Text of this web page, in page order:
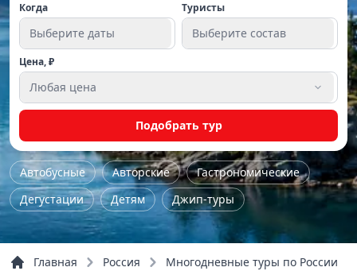
Когда
Выберите даты
Туристы
Выберите состав
Цена, ₽
Любая цена
Подобрать тур
Автобусные Авторские
Гастрономические
Дегустации
Детям
Джип-туры
Железнодорожные
Женские
Йога - туры
Главная Россия
Многодневные туры по России